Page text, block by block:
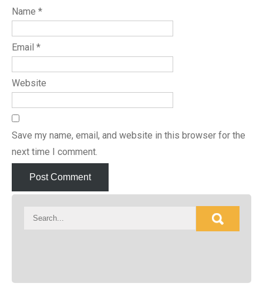
Name *
Email *
Website
Save my name, email, and website in this browser for the
next time I comment.